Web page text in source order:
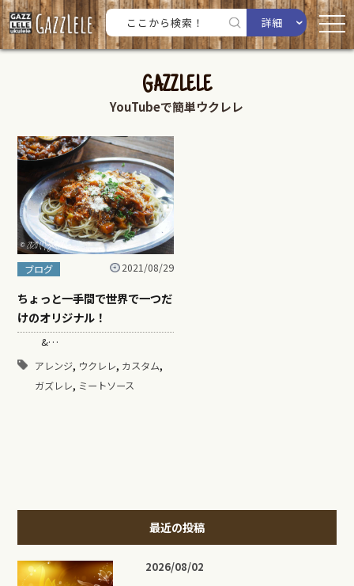
詳細
GAZZLELE
YouTubeで簡単ウクレレ
ブログ 2021/08/29
ちょっと一手間で世界で一つだ
けのオリジナル！
&…
アレンジ, ウクレレ, カスタム,
ガズレレ, ミートソース
最近の投稿
2026/08/02